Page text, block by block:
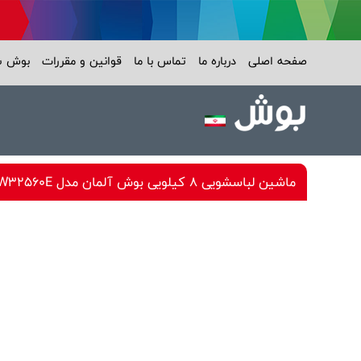
صفحه اصلی درباره ما تماس با ما قوانین و مقررات بوش
ماشین لباسشویی 8 کیلویی بوش آلمان مدل WAW32560E - سرعت 1600 دور، +++A